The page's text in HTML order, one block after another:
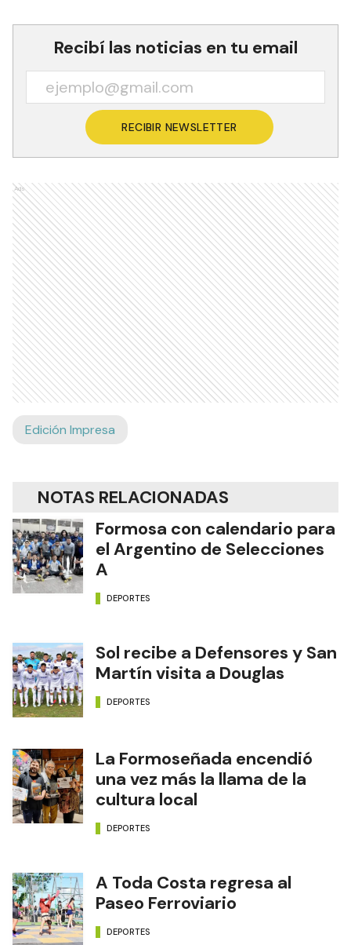
Recibí las noticias en tu email
RECIBIR NEWSLETTER
Ads
Edición Impresa
NOTAS RELACIONADAS
Formosa con calendario para
el Argentino de Selecciones
A
DEPORTES
Sol recibe a Defensores y San
Martín visita a Douglas
DEPORTES
La Formoseñada encendió
una vez más la llama de la
cultura local
DEPORTES
A Toda Costa regresa al
Paseo Ferroviario
DEPORTES